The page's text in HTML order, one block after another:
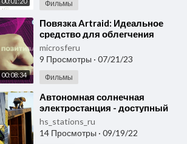
Фильмы
00:08:34
⁣Повязка Artraid: Идеальное
средство для облегчения
головных болей!
Микросферы артрейд.
microsferu
9 Просмотры · 07/21/23
Фильмы
⁣Автономная солнечная
электростанция - доступный
способ получения
собственного электричества.
hs_stations_ru
14 Просмотры · 09/19/22